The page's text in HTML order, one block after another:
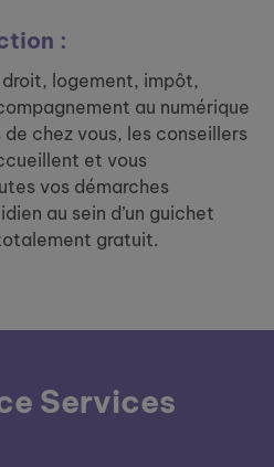
:
logement, impôt,
au numérique
chez vous, les conseillers
et vous
vos démarches
au sein d’un guichet
gratuit.
Services